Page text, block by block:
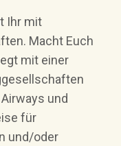
Ihr mit
Macht Euch
mit einer
und
für
und/oder